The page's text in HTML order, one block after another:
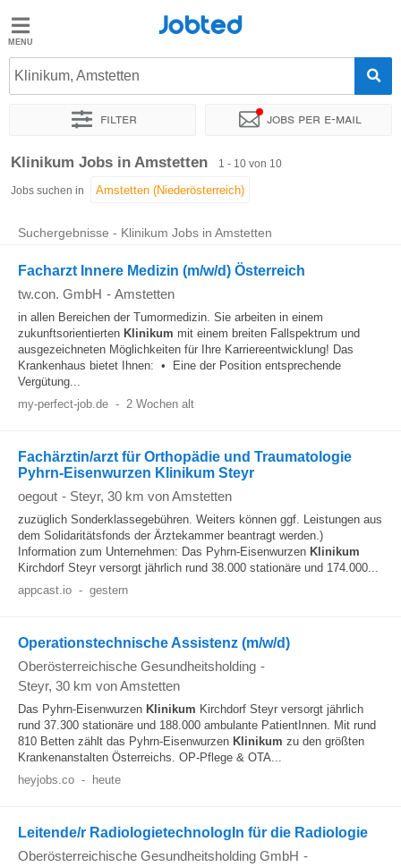
Jobted
Jobs
Jobted
Klinikum, Amstetten
Filter Jobs per e-mail
Sortieren nach Genauer Standort Zeitintensität
Klinikum Jobs in Amstetten 1 - 10 von 10
Jobs suchen in
Suchergebnisse - Klinikum Jobs in Amstetten
Facharzt Innere Medizin (m/w/d) Österreich
tw.con. GmbH - Amstetten
in allen Bereichen der Tumormedizin. Sie arbeiten in einem
zukunftsorientierten Klinikum mit einem breiten Fallspektrum und
ausgezeichneten Möglichkeiten für Ihre Karriereentwicklung! Das
Krankenhaus bietet Ihnen: • Eine der Position entsprechende
Vergütung...
my-perfect-job.de - 2 Wochen alt
Fachärztin/arzt für Orthopädie und Traumatologie
Pyhrn-Eisenwurzen Klinikum Steyr
oegout - Steyr, 30 km von Amstetten
zuzüglich Sonderklassegebühren. Weiters können ggf. Leistungen aus
dem Solidaritätsfonds der Ärztekammer beantragt werden.)
Information zum Unternehmen: Das Pyhrn-Eisenwurzen Klinikum
Kirchdorf Steyr versorgt jährlich rund 38.000 stationäre und 174.000...
appcast.io - gestern
Operationstechnische Assistenz (m/w/d)
Oberösterreichische Gesundheitsholding -
Steyr, 30 km von Amstetten
Das Pyhrn-Eisenwurzen Klinikum Kirchdorf Steyr versorgt jährlich
rund 37.300 stationäre und 188.000 ambulante PatientInnen. Mit rund
810 Betten zählt das Pyhrn-Eisenwurzen Klinikum zu den größten
Krankenanstalten Österreichs. OP-Pflege & OTA...
heyjobs.co - heute
Leitende/r RadiologietechnologIn für die Radiologie
Oberösterreichische Gesundheitsholding GmbH -